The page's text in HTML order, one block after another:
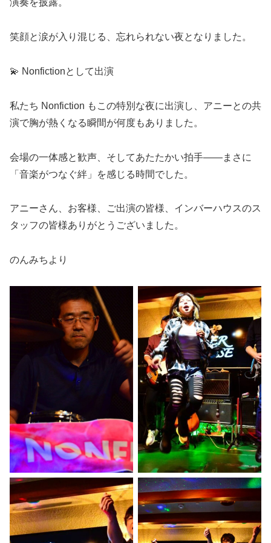
演奏を披露。
笑顔と涙が入り混じる、忘れられない夜となりました。
💫 Nonfictionとして出演
私たち Nonfiction もこの特別な夜に出演し、アニーとの共
演で胸が熱くなる瞬間が何度もありました。
会場の一体感と歓声、そしてあたたかい拍手——まさに
「音楽がつなぐ絆」を感じる時間でした。
アニーさん、お客様、ご出演の皆様、インバーハウスのス
タッフの皆様ありがとうございました。
のんみちより